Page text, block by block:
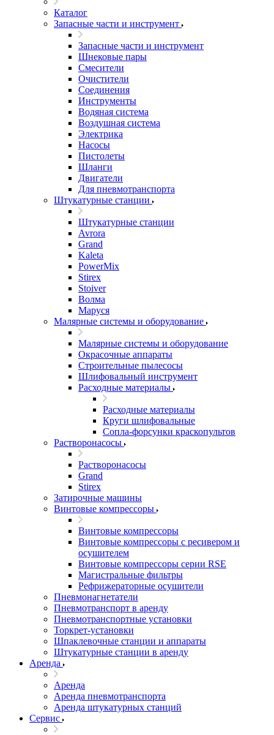
Каталог
Запасные части и инструмент
Запасные части и инструмент
Шнековые пары
Смесители
Очистители
Соединения
Инструменты
Водяная система
Воздушная система
Электрика
Насосы
Пистолеты
Шланги
Двигатели
Для пневмотранспорта
Штукатурные станции
Штукатурные станции
Avrora
Grand
Kaleta
PowerMix
Stirex
Stoiver
Волма
Маруся
Малярные системы и оборудование
Малярные системы и оборудование
Окрасочные аппараты
Строительные пылесосы
Шлифовальный инструмент
Расходные материалы
Расходные материалы
Круги шлифовальные
Сопла-форсунки краскопультов
Растворонасосы
Растворонасосы
Grand
Stirex
Затирочные машины
Винтовые компрессоры
Винтовые компрессоры
Винтовые компрессоры с ресивером и
осушителем
Винтовые компрессоры серии RSE
Магистральные фильтры
Рефрижераторные осушители
Пневмонагнетатели
Пневмотранспорт в аренду
Пневмотранспортные установки
Торкрет-установки
Шпаклевочные станции и аппараты
Штукатурные станции в аренду
Аренда
Аренда
Аренда пневмотранспорта
Аренда штукатурных станций
Сервис